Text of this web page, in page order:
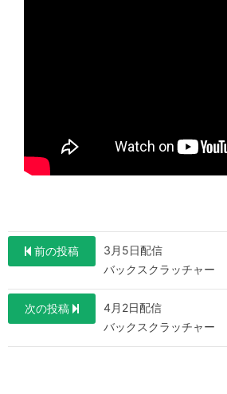
投
稿
ナ
ビ
ゲ
前の投稿
3月5日配信
バックスクラッチャー
次の投稿
4月2日配信
バックスクラッチャー